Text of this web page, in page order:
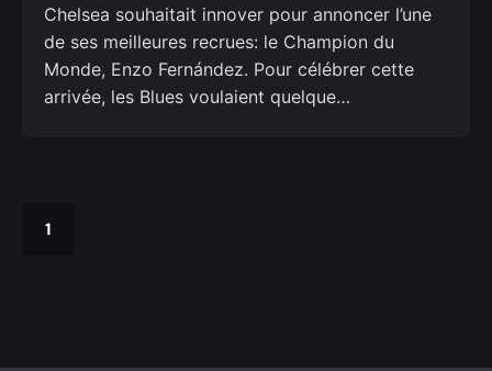
Chelsea souhaitait innover pour annoncer l’une
de ses meilleures recrues: le Champion du
Monde, Enzo Fernández. Pour célébrer cette
arrivée, les Blues voulaient quelque…
1